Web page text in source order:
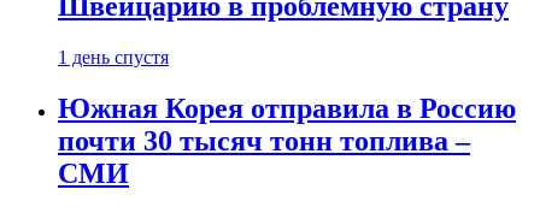
Швейцарию в проблемную страну
1 день спустя
Южная Корея отправила в Россию
почти 30 тысяч тонн топлива –
СМИ